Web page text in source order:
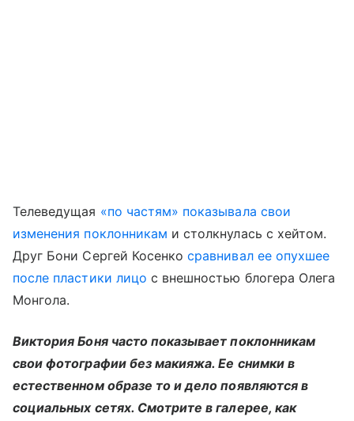
Телеведущая «по частям» показывала свои
изменения поклонникам и столкнулась с хейтом.
Друг Бони Сергей Косенкосравнивал ее опухшее
после пластики лицо с внешностью блогера Олега
Монгола.
Виктория Боня часто показывает поклонникам
свои фотографии без макияжа. Ее снимки в
естественном образе то и дело появляются в
социальных сетях. Смотрите в галерее, как